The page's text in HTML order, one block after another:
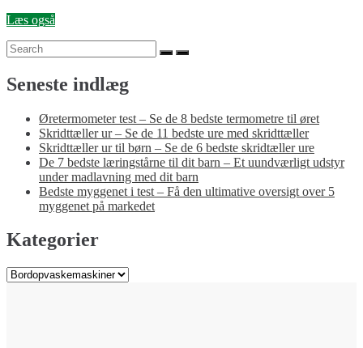
Læs også
Search
for:
Search
Seneste indlæg
Øretermometer test – Se de 8 bedste termometre til øret
Skridttæller ur – Se de 11 bedste ure med skridttæller
Skridttæller ur til børn – Se de 6 bedste skridtæller ure
De 7 bedste læringstårne til dit barn – Et uundværligt udstyr
under madlavning med dit barn
Bedste myggenet i test – Få den ultimative oversigt over 5
myggenet på markedet
Kategorier
Kategorier